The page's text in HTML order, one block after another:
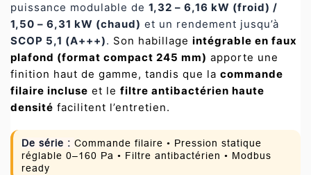
puissance modulable de 1,32 – 6,16 kW (froid) /
1,50 – 6,31 kW (chaud) et un rendement jusqu’à
SCOP 5,1 (A+++). Son habillage intégrable en faux
plafond (format compact 245 mm) apporte une
finition haut de gamme, tandis que la commande
filaire incluse et le filtre antibactérien haute
densité facilitent l’entretien.
De série : Commande filaire • Pression statique
réglable 0–160 Pa • Filtre antibactérien • Modbus
ready